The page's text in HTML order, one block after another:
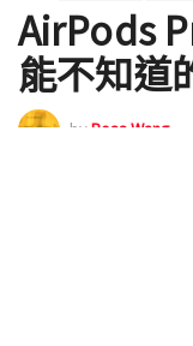
AirPods
能不知道
byRoss Wang